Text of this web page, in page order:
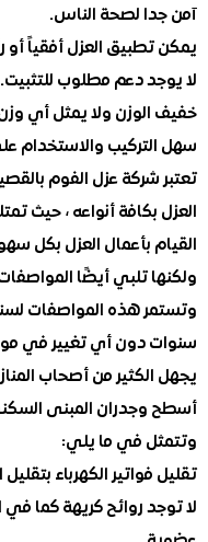
لصحة الناس.
العزل أفقياً أو رأسياً.
دعم مطلوب للتثبيت.
ولا يمثل أي وزن على
والاستخدام على
عزل الفوم بالقصيم من
أنواعه ، حيث تمتلك
بأعمال العزل بكل سهولة
تلبي أيضًا المواصفات
أي تغيير في مواد
من أصحاب المنازل
المبنى السكني ،
في ما يلي:
الكهرباء بتقليل
روائح كريهة كما في